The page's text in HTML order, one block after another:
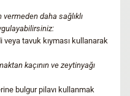
daha sağlıklı
veya tavuk kıyması kullanarak
kaçının ve zeytinyağı
bulgur pilavı kullanmak